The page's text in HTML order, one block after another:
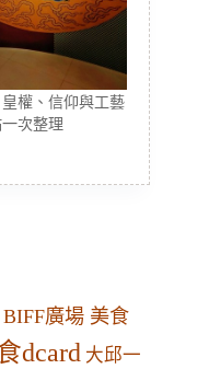
權、信仰與工藝
次整理
BIFF廣場 美食
dcard 大邱一